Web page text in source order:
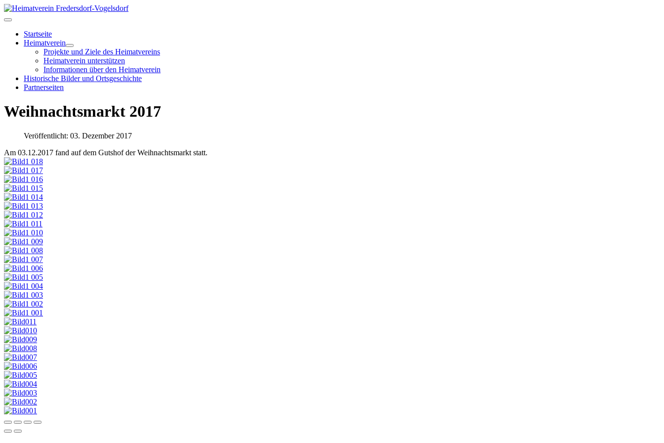
Startseite
Heimatverein
Projekte und Ziele des Heimatvereins
Heimatverein unterstützen
Informationen über den Heimatverein
Historische Bilder und Ortsgeschichte
Partnerseiten
Weihnachtsmarkt 2017
Veröffentlicht: 03. Dezember 2017
Am 03.12.2017 fand auf dem Gutshof der Weihnachtsmarkt statt.